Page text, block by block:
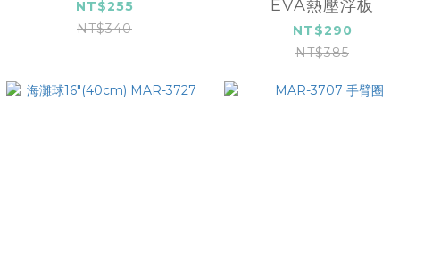
NT$255
NT$340
EVA熱壓浮板
NT$290
NT$385